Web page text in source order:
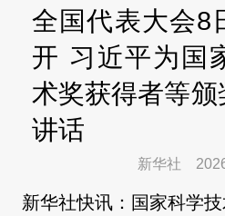
全国代表大会8
开 习近平为国
术奖获得者等
讲话
新华社
新华社快讯：国家科学